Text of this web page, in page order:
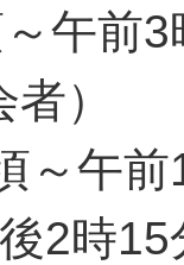
午前
）
～午
2時15